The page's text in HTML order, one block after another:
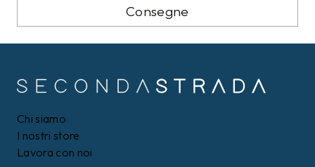
Consegne
Chi siamo
I nostri store
Lavora con noi